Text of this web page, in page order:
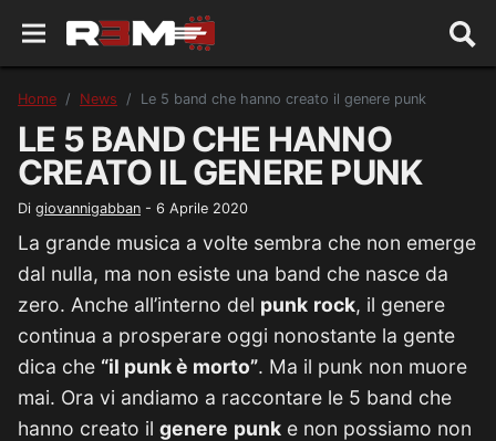
Home News Le 5 band che hanno creato il genere punk
LE 5 BAND CHE HANNO
CREATO IL GENERE PUNK
Di giovannigabban - 6 Aprile 2020
La grande musica a volte sembra che non emerge
dal nulla, ma non esiste una band che nasce da
zero. Anche all’interno del punk rock, il genere
continua a prosperare oggi nonostante la gente
dica che “il punk è morto”. Ma il punk non muore
mai. Ora vi andiamo a raccontare le 5 band che
hanno creato il genere punk e non possiamo non